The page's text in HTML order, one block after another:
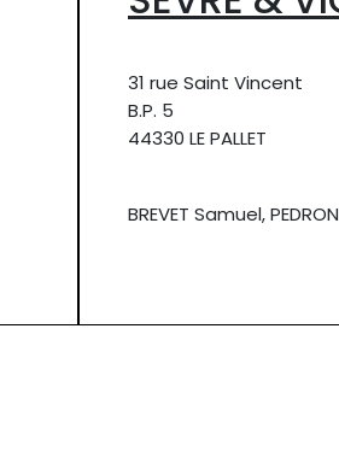
31 rue Saint Vincent
B.P. 5
44330 LE PALLET
BREVET Samuel,